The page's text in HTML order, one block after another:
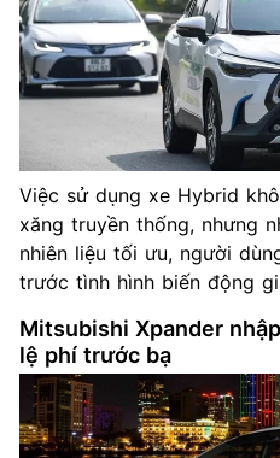
Việc sử dụng xe Hybrid
xăng truyền thống, nhưng
nhiên liệu tối ưu, người
trước tình hình biến động
Mitsubishi Xpander
lệ phí trước bạ